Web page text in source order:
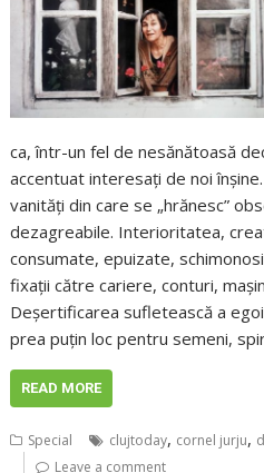
ca, într-un fel de nesănătoasă
accentuat interesaţi de noi
vanităţi din care se „hrănesc”
dezagreabile. Interioritatea,
consumate, epuizate,
fixaţii către cariere, conturi,
Deşertificarea sufletească a
prea puţin loc pentru semeni,
READ MORE
Special clujtoday, cornel jurju,
Leave a comment